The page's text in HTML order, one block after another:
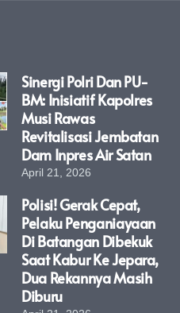
Sinergi Polri Dan PU-
BM: Inisiatif Kapolres
Musi Rawas
Revitalisasi Jembatan
Dam Inpres Air Satan
April 21, 2026
Polisi! Gerak Cepat,
Pelaku Penganiayaan
Di Batangan Dibekuk
Saat Kabur Ke Jepara,
Dua Rekannya Masih
Diburu